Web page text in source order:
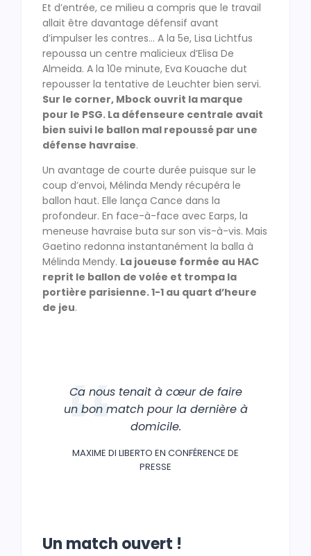
Et d’entrée, ce milieu a compris que le travail
allait être davantage défensif avant
d’impulser les contres… A la 5e, Lisa Lichtfus
repoussa un centre malicieux d’Elisa De
Almeida. A la 10e minute, Eva Kouache dut
repousser la tentative de Leuchter bien servi.
Sur le corner, Mbock ouvrit la marque
pour le PSG. La défenseure centrale avait
bien suivi le ballon mal repoussé par une
défense havraise.
Un avantage de courte durée puisque sur le
coup d’envoi, Mélinda Mendy récupéra le
ballon haut. Elle lança Cance dans la
profondeur. En face-à-face avec Earps, la
meneuse havraise buta sur son vis-à-vis. Mais
Gaetino redonna instantanément la balla à
Mélinda Mendy. La joueuse formée au HAC
reprit le ballon de volée et trompa la
portière parisienne. 1-1 au quart d’heure
de jeu.
Ca nous tenait à cœur de faire
un bon match pour la dernière à
domicile.
MAXIME DI LIBERTO EN CONFÉRENCE DE
PRESSE
Un match ouvert !